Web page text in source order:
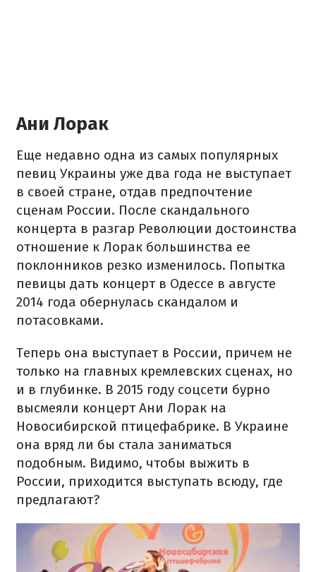
Ани Лорак
Еще недавно одна из самых популярных
певиц Украины уже два года не выступает
в своей стране, отдав предпочтение
сценам России. После скандального
концерта в разгар Революции достоинства
отношение к Лорак большинства ее
поклонников резко изменилось. Попытка
певицы дать концерт в Одессе в августе
2014 года обернулась скандалом и
потасовками.
Теперь она выступает в России, причем не
только на главных кремлевских сценах, но
и в глубинке. В 2015 году соцсети бурно
высмеяли концерт Ани Лорак на
Новосибирской птицефабрике. В Украине
она вряд ли бы стала заниматься
подобным. Видимо, чтобы выжить в
России, приходится выступать всюду, где
предлагают?